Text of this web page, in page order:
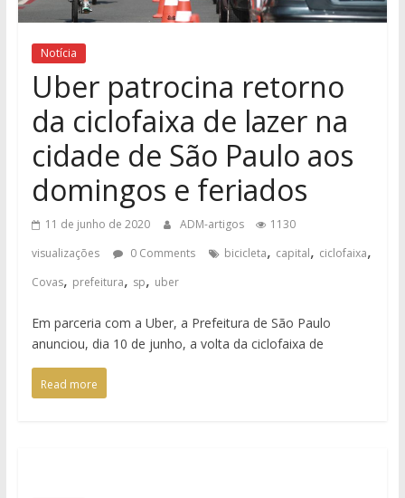
Notícia
Uber patrocina retorno
da ciclofaixa de lazer na
cidade de São Paulo aos
domingos e feriados
11 de junho de 2020 ADM-artigos
1130
visualizações
0 Comments bicicleta, capital, ciclofaixa,
Covas, prefeitura, sp, uber
Em parceria com a Uber, a Prefeitura de São Paulo
anunciou, dia 10 de junho, a volta da ciclofaixa de
Read more